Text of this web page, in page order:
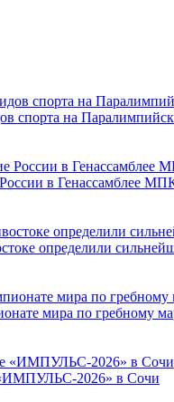
спорта на
в Генассамблее
определили
мира по гребному
«ИМПУЛЬС-2026» в Сочи